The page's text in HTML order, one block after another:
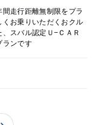
走行距離無制限をプラ
お乗りいただくおクル
スバル認定Ｕ−ＣＡＲ
ランです